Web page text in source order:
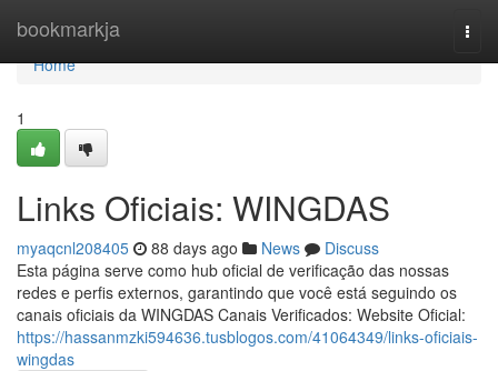
bookmarkja
Home
Home
1
Links Oficiais: WINGDAS
myaqcnl208405 88 days ago News
Discuss
Esta página serve como hub oficial de verificação das nossas
redes e perfis externos, garantindo que você está seguindo os
canais oficiais da WINGDAS Canais Verificados: Website Oficial:
https://hassanmzki594636.tusblogos.com/41064349/links-oficiais-
wingdas